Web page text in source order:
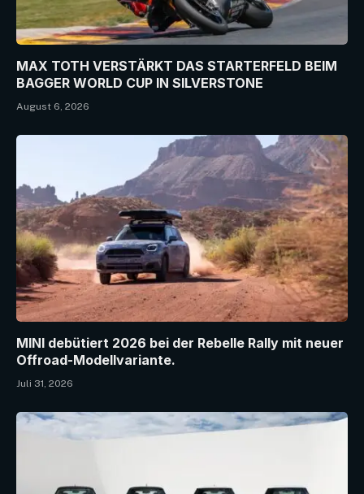
MAX TOTH VERSTÄRKT DAS STARTERFELD BEIM
BAGGER WORLD CUP IN SILVERSTONE
August 6, 2026
MINI debütiert 2026 bei der Rebelle Rally mit neuer
Offroad-Modellvariante.
Juli 31, 2026